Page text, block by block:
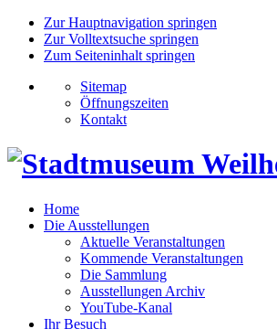
Zur Hauptnavigation springen
Zur Volltextsuche springen
Zum Seiteninhalt springen
Sitemap
Öffnungszeiten
Kontakt
Home
Die Ausstellungen
Aktuelle Veranstaltungen
Kommende Veranstaltungen
Die Sammlung
Ausstellungen Archiv
YouTube-Kanal
Ihr Besuch